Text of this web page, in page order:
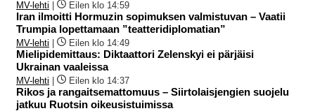
MV-lehti Eilen klo 14:59
Iran ilmoitti Hormuzin sopimuksen valmistuvan – Vaatii
Trumpia lopettamaan ”teatteridiplomatian”
MV-lehti Eilen klo 14:49
Mielipidemittaus: Diktaattori Zelenskyi ei pärjäisi
Ukrainan vaaleissa
MV-lehti Eilen klo 14:37
Rikos ja rangaitsemattomuus – Siirtolaisjengien suojelu
jatkuu Ruotsin oikeusistuimissa